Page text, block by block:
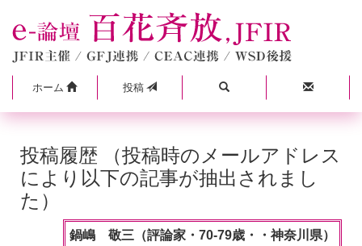
ホーム 投稿
投稿履歴 （投稿時のメールアドレス
により以下の記事が抽出されまし
た）
鍋嶋 敬三（評論家・70-79歳・・神奈川県）